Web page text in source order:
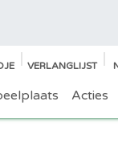
VERLANGLIJST
Acties